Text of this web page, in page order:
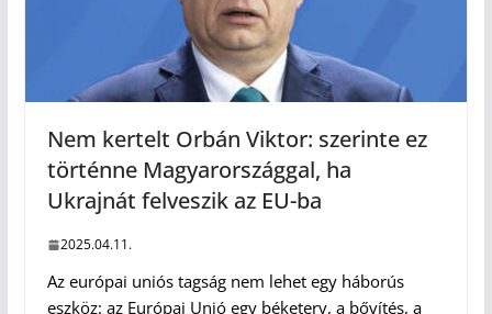
Nem kertelt Orbán Viktor: szerinte ez
történne Magyarországgal, ha
Ukrajnát felveszik az EU-ba
2025.04.11.
Az európai uniós tagság nem lehet egy háborús
eszköz: az Európai Unió egy béketerv, a bővítés, a